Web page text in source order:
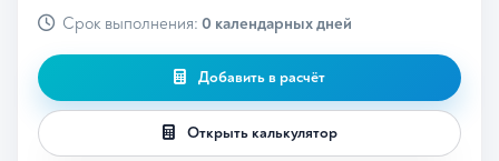
Срок выполнения: 0 календарных дней
Добавить в расчёт
Открыть калькулятор